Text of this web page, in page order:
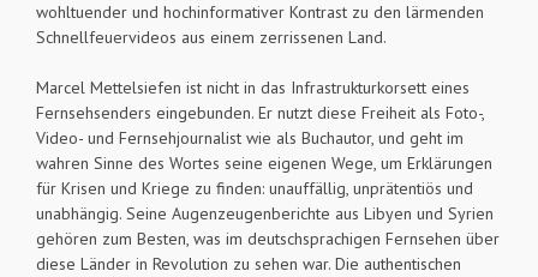
wohltuender und hochinformativer Kontrast zu den lärmenden
Schnellfeuervideos aus einem zerrissenen Land.
Marcel Mettelsiefen ist nicht in das Infrastrukturkorsett eines
Fernsehsenders eingebunden. Er nutzt diese Freiheit als Foto-,
Video- und Fernsehjournalist wie als Buchautor, und geht im
wahren Sinne des Wortes seine eigenen Wege, um Erklärungen
für Krisen und Kriege zu finden: unauffällig, unprätentiös und
unabhängig. Seine Augenzeugenberichte aus Libyen und Syrien
gehören zum Besten, was im deutschsprachigen Fernsehen über
diese Länder in Revolution zu sehen war. Die authentischen